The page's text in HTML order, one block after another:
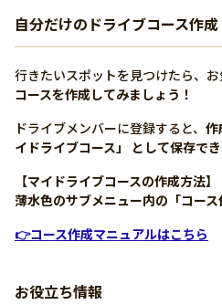
自分だけのドライブコース作成
行きたいスポットを見つけたら、
コースを作成してみましょう！
ドライブメンバーに登録すると、 作
イドライブコース」 として保存で
【マイドライブコースの作成方法】
薄水色のサブメニュー内の「コース
👉コース作成マニュアルはこちら
お役立ち情報